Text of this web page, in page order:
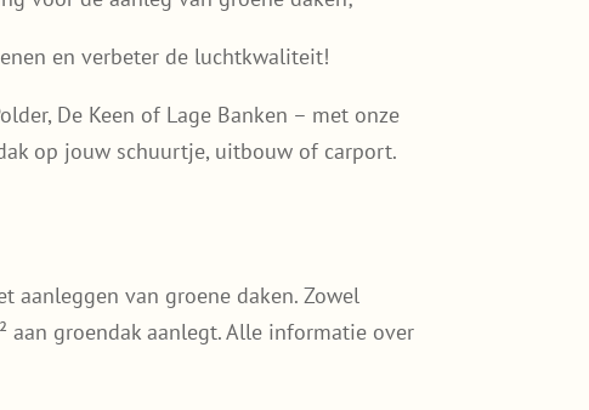
en verbeter de luchtkwaliteit!
De Keen of Lage Banken – met onze
op jouw schuurtje, uitbouw of carport.
aanleggen van groene daken. Zowel
groendak aanlegt. Alle informatie over